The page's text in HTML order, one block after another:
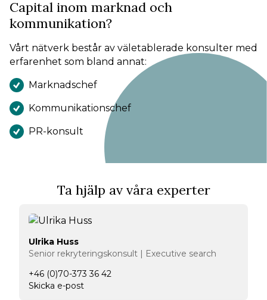
Capital inom marknad och
kommunikation?
Vårt nätverk består av väletablerade konsulter med
erfarenhet som bland annat:
Marknadschef
Kommunikationschef
PR-konsult
Ta hjälp av våra experter
Ulrika Huss
Senior rekryteringskonsult | Executive search
+46 (0)70-373 36 42
Skicka e-post